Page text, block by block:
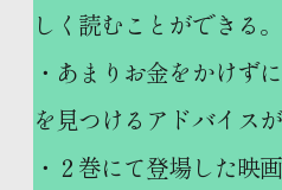
しく読むことができる。
・あまりお金をかけず
を見つけるアドバイス
・２巻にて登場した映